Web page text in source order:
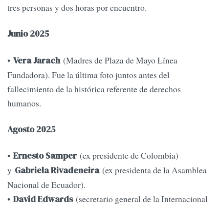
tres personas y dos horas por encuentro.
Junio 2025
• Vera Jarach(Madres de Plaza de Mayo Línea
Fundadora). Fue la última foto juntos antes del
fallecimiento de la histórica referente de derechos
humanos.
Agosto 2025
• Ernesto Samper (ex presidente de Colombia)
y Gabriela Rivadeneira(ex presidenta de la Asamblea
Nacional de Ecuador).
• David Edwards(secretario general de la Internacional